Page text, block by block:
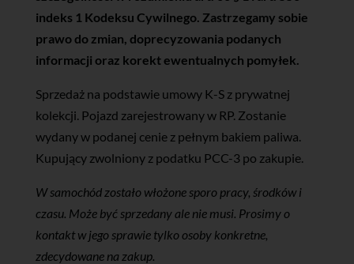
indeks 1 Kodeksu Cywilnego. Zastrzegamy sobie
prawo do zmian, doprecyzowania podanych
informacji oraz korekt ewentualnych pomyłek.
Sprzedaż na podstawie umowy K-S z prywatnej
kolekcji. Pojazd zarejestrowany w RP. Zostanie
wydany w podanej cenie z pełnym bakiem paliwa.
Kupujący zwolniony z podatku PCC-3 po zakupie.
W samochód zostało włożone sporo pracy, środków i
czasu. Może być sprzedany ale nie musi. Prosimy o
kontakt w jego sprawie tylko osoby konkretne,
zdecydowane na zakup.